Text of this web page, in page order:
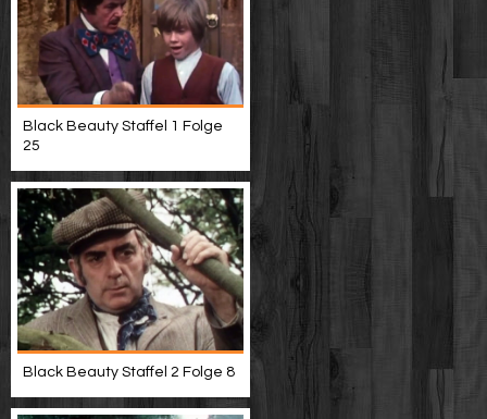
Black Beauty Staffel 1 Folge
25
Black Beauty Staffel 2 Folge 8